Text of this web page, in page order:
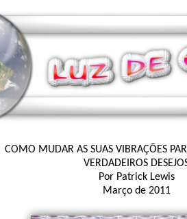
COMO MUDAR AS SUAS VIBRAÇÕES
VERDADEIROS
Por Patrick Lewis
Março de 2011